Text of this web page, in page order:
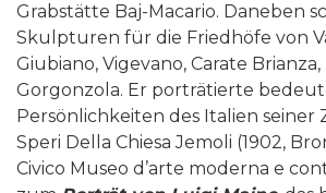
Grabstätte Baj-Macario. Daneben
Skulpturen für die Friedhöfe von
Giubiano, Vigevano, Carate
Gorgonzola. Er porträtierte
Persönlichkeiten des Italien seiner
Speri Della Chiesa Jemoli (1902,
Civico Museo d’arte moderna e